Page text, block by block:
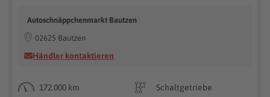
Autoschnäppchenmarkt Bautzen
02625 Bautzen
Händler kontaktieren
172.000 km
Schaltgetriebe